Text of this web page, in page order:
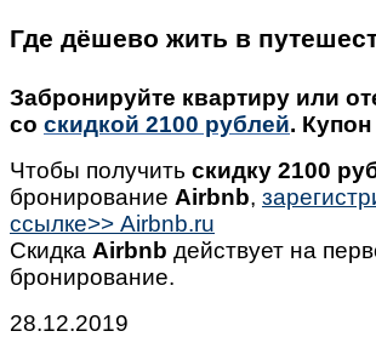
Где дёшево жить в
Забронируйте квартиру или
со скидкой 2100 рублей.
Чтобы получить скидку 2100
бронирование Airbnb,
ссылке>> Airbnb.ru
Скидка Airbnb действует на
бронирование.
28.12.2019